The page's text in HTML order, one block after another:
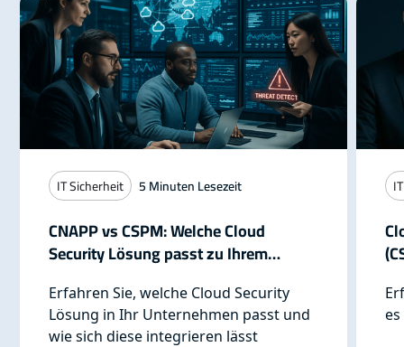
IT Sicherheit 5 Minuten Lesezeit
CNAPP vs CSPM: Welche Cloud
Security Lösung passt zu Ihrem
Erfahren Sie, welche Cloud Security
Lösung in Ihr Unternehmen passt und
wie sich diese integrieren lässt